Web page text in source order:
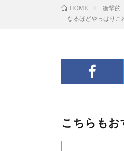
HOME
衝撃的
「なるほどやっぱり
こちらもお